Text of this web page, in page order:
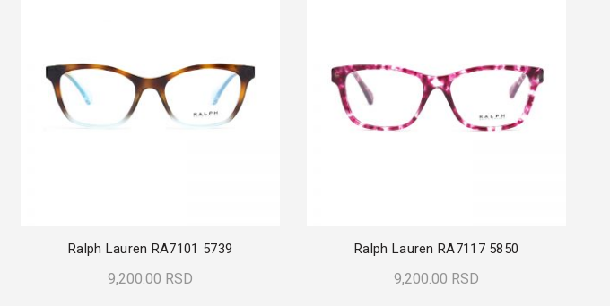
Ralph Lauren RA7101 5739
9,200.00 RSD
Ralph Lauren RA7117 5850
9,200.00 RSD